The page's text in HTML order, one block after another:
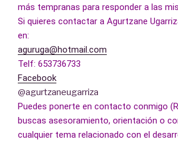
más tempranas para responder a las
Si quieres contactar a Agurtzane
en:
aguruga@hotmail.com
Telf: 653736733
Facebook
@agurtzaneugarriza
Puedes ponerte en contacto conmigo
buscas asesoramiento, orientación o
cualquier tema relacionado con el